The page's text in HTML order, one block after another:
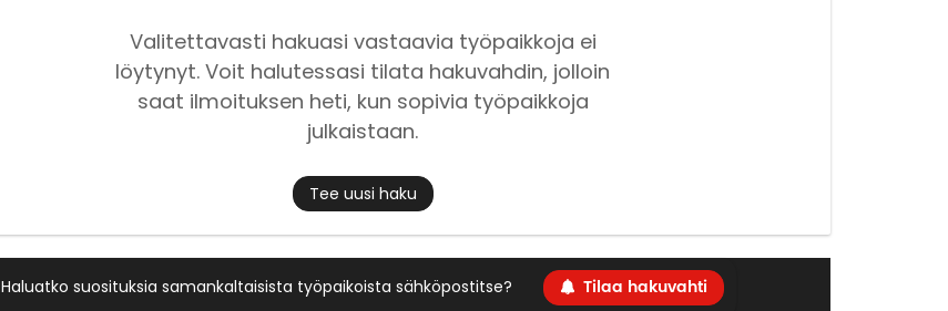
Valitettavasti hakuasi vastaavia työpaikkoja ei
löytynyt. Voit halutessasi tilata hakuvahdin, jolloin
saat ilmoituksen heti, kun sopivia työpaikkoja
julkaistaan.
Tee uusi haku
Haluatko suosituksia samankaltaisista työpaikoista sähköpostitse? Tilaa hakuvahti